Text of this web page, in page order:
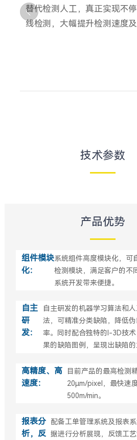
替代检测人工，真正实现不
线检测，大幅提升检测速度
技术参数
产品优势
组件模块
化：
系统组件高度模块化，可
检测模块，满足客户的不
系统开发带来便捷。
自主
研
发：
自主研发的机器学习算法和
法，可精准分类缺陷，降低
率。同时配合独特的I-3D技
果的缺陷图例，呈现出缺陷的
高精度、高
速度：
目前产品的最高检测
20μm/pixel，最快速
500m/min。
报表分
析，反
配备工单管理系统及报表
据进行分析展现，反馈工